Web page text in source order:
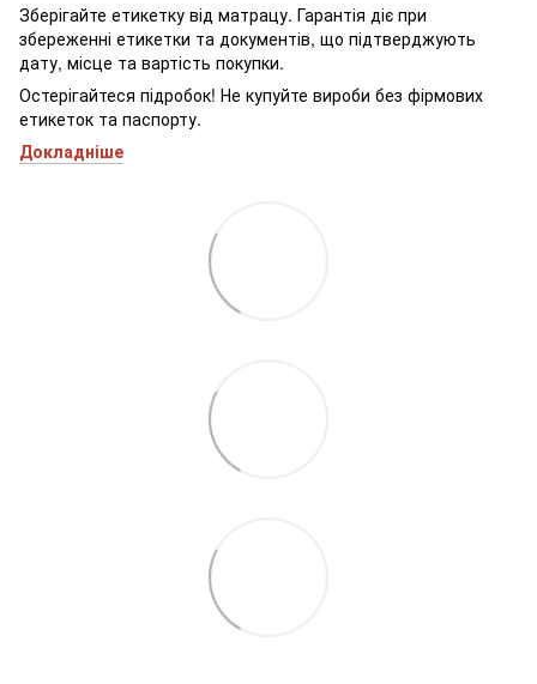
Зберігайте етикетку від матрацу. Гарантія діє при
збереженні етикетки та документів, що підтверджують
дату, місце та вартість покупки.
Остерігайтеся підробок! Не купуйте вироби без фірмових
етикеток та паспорту.
Докладніше